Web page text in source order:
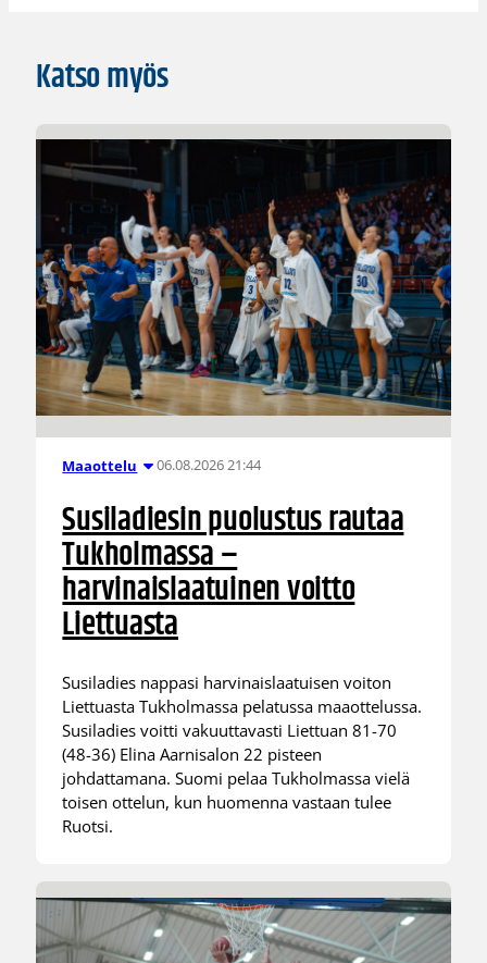
Katso myös
Maaottelu 06.08.2026 21:44
Susiladiesin puolustus rautaa
Tukholmassa –
harvinaislaatuinen voitto
Liettuasta
Susiladies nappasi harvinaislaatuisen voiton
Liettuasta Tukholmassa pelatussa maaottelussa.
Susiladies voitti vakuuttavasti Liettuan 81-70
(48-36) Elina Aarnisalon 22 pisteen
johdattamana. Suomi pelaa Tukholmassa vielä
toisen ottelun, kun huomenna vastaan tulee
Ruotsi.